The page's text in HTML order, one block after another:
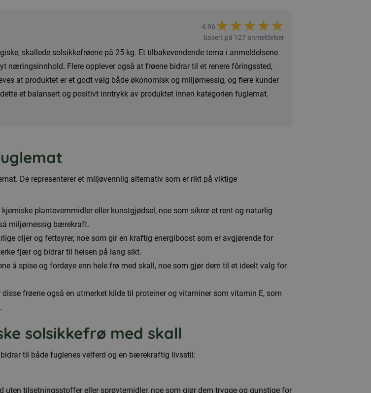
4.96★★★★★
★
basert på 127 anmeldelser
skallede solsikkefrøene på 25 kg. Et tilbakevendende tema i anmeldelsene
næringsinnhold. Flere opplever også at frøene bidrar til et renere fôringssted,
at produktet er et godt valg både økonomisk og miljømessig, og flere kunder
et balansert og positivt inntrykk av produktet innen kategorien fuglemat.
De representerer et miljøvennlig alternativ som er rikt på viktige
plantevernmidler eller kunstgjødsel, noe som sikrer et rent og naturlig
miljømessig bærekraft.
oljer og fettsyrer, noe som gir en kraftig energiboost som er avgjørende for
fjær og bidrar til helsen på lang sikt.
å spise og fordøye enn hele frø med skall, noe som gjør dem til et ideelt valg for
frøene også en utmerket kilde til proteiner og vitaminer som vitamin E, som
solsikkefrø med skall
til både fuglenes velferd og en bærekraftig livsstil:
tilsetningsstoffer eller sprøytemidler, noe som gjør dem trygge og gunstige for